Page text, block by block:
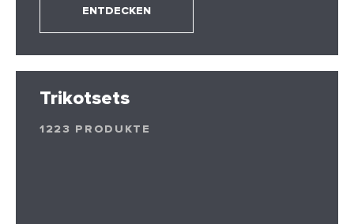
ENTDECKEN
Trikotsets
1223 PRODUKTE